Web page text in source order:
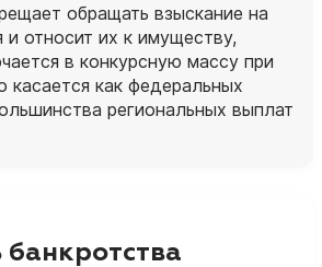
обращать взыскание на
и относит их к имуществу,
в конкурсную массу при
касается как федеральных
региональных выплат
банкротства